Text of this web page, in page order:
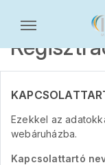
Ezekkel az
webáruházba.
Kapcsolattartó